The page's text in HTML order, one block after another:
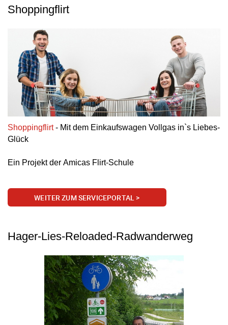
Shoppingflirt
Shoppingflirt- Mit dem Einkaufswagen Vollgas in`s Liebes-
Glück
Ein Projekt der Amicas Flirt-Schule
WEITER ZUM SERVICEPORTAL >
Hager-Lies-Reloaded-Radwanderweg